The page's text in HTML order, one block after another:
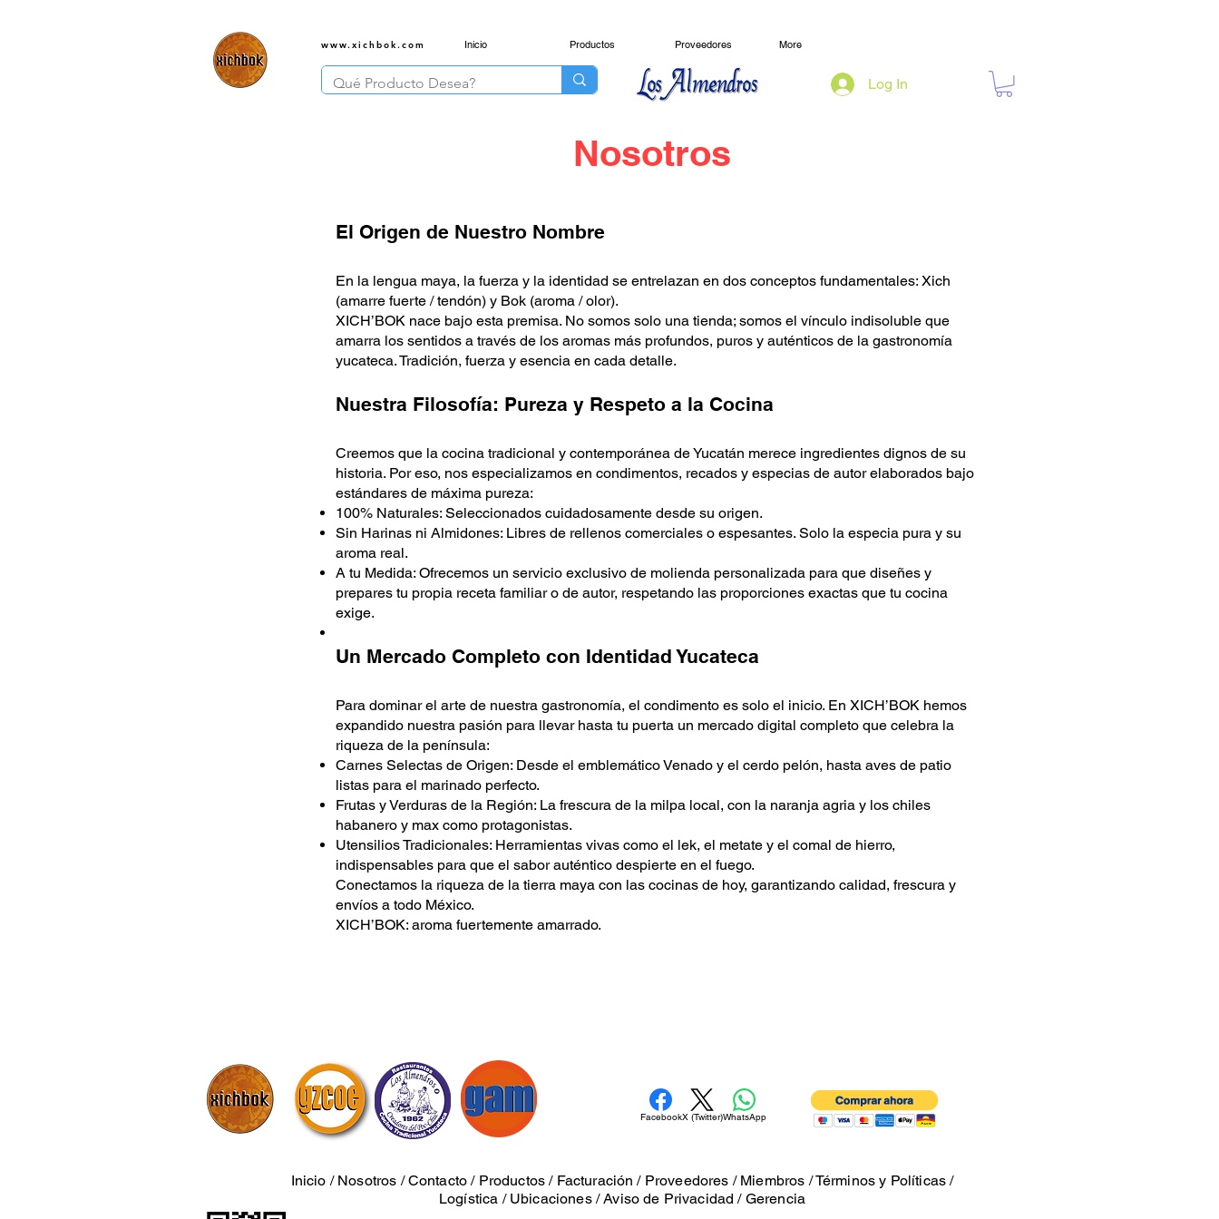
www.xichbok.com Inicio Productos Proveedores More
Log In
Nosotros
El Origen de Nuestro Nombre
En la lengua maya, la fuerza y la identidad se entrelazan en dos conceptos fundamentales: Xich
(amarre fuerte / tendón) y Bok (aroma / olor).
XICH’BOK nace bajo esta premisa. No somos solo una tienda; somos el vínculo indisoluble que
amarra los sentidos a través de los aromas más profundos, puros y auténticos de la gastronomía
yucateca. Tradición, fuerza y esencia en cada detalle.
Nuestra Filosofía: Pureza y Respeto a la Cocina
Creemos que la cocina tradicional y contemporánea de Yucatán merece ingredientes dignos de su
historia. Por eso, nos especializamos en condimentos, recados y especias de autor elaborados bajo
estándares de máxima pureza:
100% Naturales: Seleccionados cuidadosamente desde su origen.
Sin Harinas ni Almidones: Libres de rellenos comerciales o espesantes. Solo la especia pura y su
aroma real.
A tu Medida: Ofrecemos un servicio exclusivo de molienda personalizada para que diseñes y
prepares tu propia receta familiar o de autor, respetando las proporciones exactas que tu cocina
exige.
Un Mercado Completo con Identidad Yucateca
Para dominar el arte de nuestra gastronomía, el condimento es solo el inicio. En XICH’BOK hemos
expandido nuestra pasión para llevar hasta tu puerta un mercado digital completo que celebra la
riqueza de la península:
Carnes Selectas de Origen: Desde el emblemático Venado y el cerdo pelón, hasta aves de patio
listas para el marinado perfecto.
Frutas y Verduras de la Región: La frescura de la milpa local, con la naranja agria y los chiles
habanero y max como protagonistas.
Utensilios Tradicionales: Herramientas vivas como el lek, el metate y el comal de hierro,
indispensables para que el sabor auténtico despierte en el fuego.
Conectamos la riqueza de la tierra maya con las cocinas de hoy, garantizando calidad, frescura y
envíos a todo México.
XICH’BOK: aroma fuertemente amarrado.
FacebookX (Twitter)WhatsApp
Inicio / Nosotros /Contacto / Productos / Facturación / Proveedores / Miembros /Términos y Políticas /
Logística / Ubicaciones/Aviso de Privacidad / Gerencia